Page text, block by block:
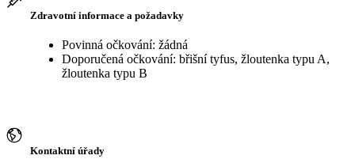
Zdravotní informace a požadavky
Povinná očkování: žádná
Doporučená očkování: břišní tyfus, žloutenka typu A,
žloutenka typu B
Kontaktní úřady